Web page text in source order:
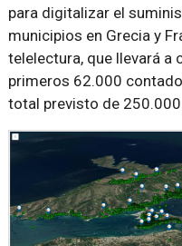
para digitalizar el
municipios en Grecia y
telelectura, que llevará a
primeros 62.000
total previsto de